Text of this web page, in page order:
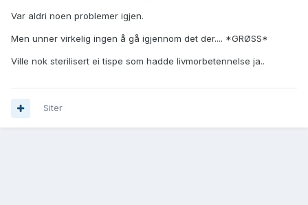
Var aldri noen problemer igjen.
Men unner virkelig ingen å gå igjennom det der.... *GRØSS*
Ville nok sterilisert ei tispe som hadde livmorbetennelse ja..
Siter